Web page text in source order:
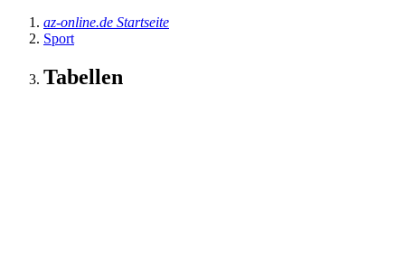
az-online.de Startseite
Sport
Tabellen